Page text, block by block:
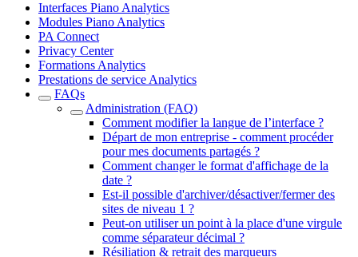
Interfaces Piano Analytics
Modules Piano Analytics
PA Connect
Privacy Center
Formations Analytics
Prestations de service Analytics
FAQs
Administration (FAQ)
Comment modifier la langue de l’interface ?
Départ de mon entreprise - comment procéder
pour mes documents partagés ?
Comment changer le format d'affichage de la
date ?
Est-il possible d'archiver/désactiver/fermer des
sites de niveau 1 ?
Peut-on utiliser un point à la place d'une virgule
comme séparateur décimal ?
Résiliation & retrait des marqueurs